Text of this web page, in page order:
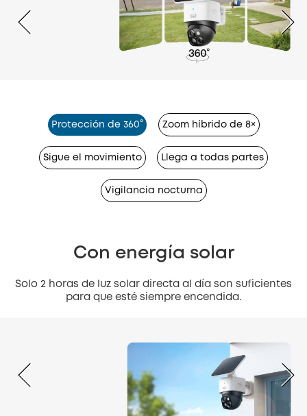
Protección de 360° Zoom híbrido de 8×
Sigue el movimiento Llega a todas partes
Vigilancia nocturna
Con energía solar
Solo 2 horas de luz solar directa al día son suficientes
para que esté siempre encendida.